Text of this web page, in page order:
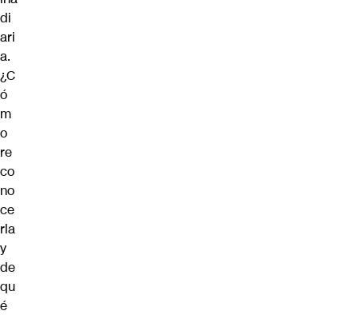
di
ari
a.
¿C
ó
m
o
re
co
no
ce
rla
y
de
qu
é